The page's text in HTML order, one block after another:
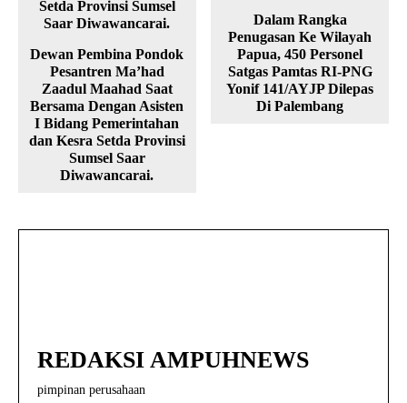
Dewan Pembina Pondok
Pesantren Ma’had
Zaadul Maahad Saat
Bersama Dengan Asisten
I Bidang Pemerintahan
dan Kesra Setda Provinsi
Sumsel Saar
Diwawancarai.
Dalam Rangka
Penugasan Ke Wilayah
Papua, 450 Personel
Satgas Pamtas RI-PNG
Yonif 141/AYJP Dilepas
Di Palembang
REDAKSI AMPUHNEWS
pimpinan perusahaan